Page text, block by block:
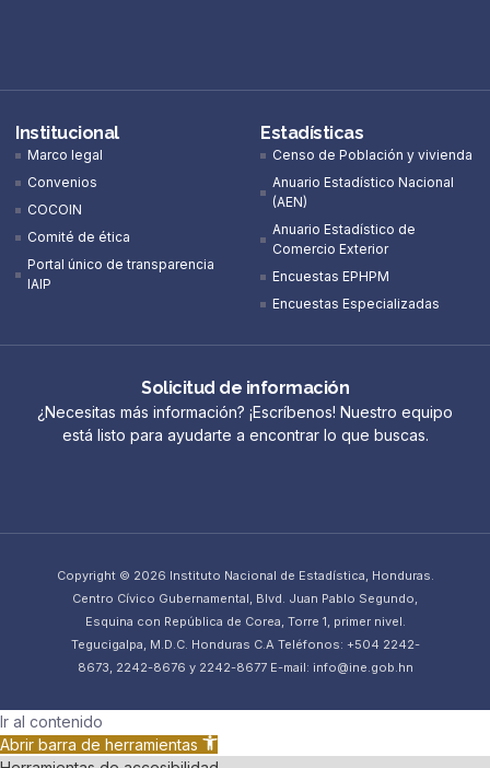
Institucional
Marco legal
Convenios
COCOIN
Comité de ética
Portal único de transparencia
IAIP
Estadísticas
Censo de Población y vivienda
Anuario Estadístico Nacional
(AEN)​
Anuario Estadístico de
Comercio Exterior
Encuestas EPHPM
Encuestas Especializadas
Solicitud de información
¿Necesitas más información? ¡Escríbenos! Nuestro equipo
está listo para ayudarte a encontrar lo que buscas.
Copyright © 2026 Instituto Nacional de Estadística, Honduras.
Centro Cívico Gubernamental, Blvd. Juan Pablo Segundo,
Esquina con República de Corea, Torre 1, primer nivel.
Tegucigalpa, M.D.C. Honduras C.A Teléfonos: +504 2242-
8673, 2242-8676 y 2242-8677 E-mail: info@ine.gob.hn
Ir al contenido
Abrir barra de herramientas